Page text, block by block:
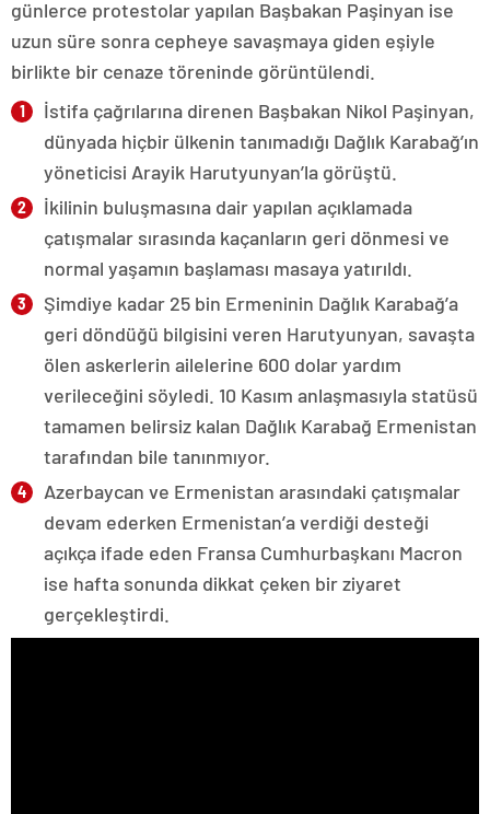
günlerce protestolar yapılan Başbakan Paşinyan ise
uzun süre sonra cepheye savaşmaya giden eşiyle
birlikte bir cenaze töreninde görüntülendi.
İstifa çağrılarına direnen Başbakan Nikol Paşinyan,
dünyada hiçbir ülkenin tanımadığı Dağlık Karabağ’ın
yöneticisi Arayik Harutyunyan’la görüştü.
İkilinin buluşmasına dair yapılan açıklamada
çatışmalar sırasında kaçanların geri dönmesi ve
normal yaşamın başlaması masaya yatırıldı.
Şimdiye kadar 25 bin Ermeninin Dağlık Karabağ’a
geri döndüğü bilgisini veren Harutyunyan, savaşta
ölen askerlerin ailelerine 600 dolar yardım
verileceğini söyledi. 10 Kasım anlaşmasıyla statüsü
tamamen belirsiz kalan Dağlık Karabağ Ermenistan
tarafından bile tanınmıyor.
Azerbaycan ve Ermenistan arasındaki çatışmalar
devam ederken Ermenistan’a verdiği desteği
açıkça ifade eden Fransa Cumhurbaşkanı Macron
ise hafta sonunda dikkat çeken bir ziyaret
gerçekleştirdi.